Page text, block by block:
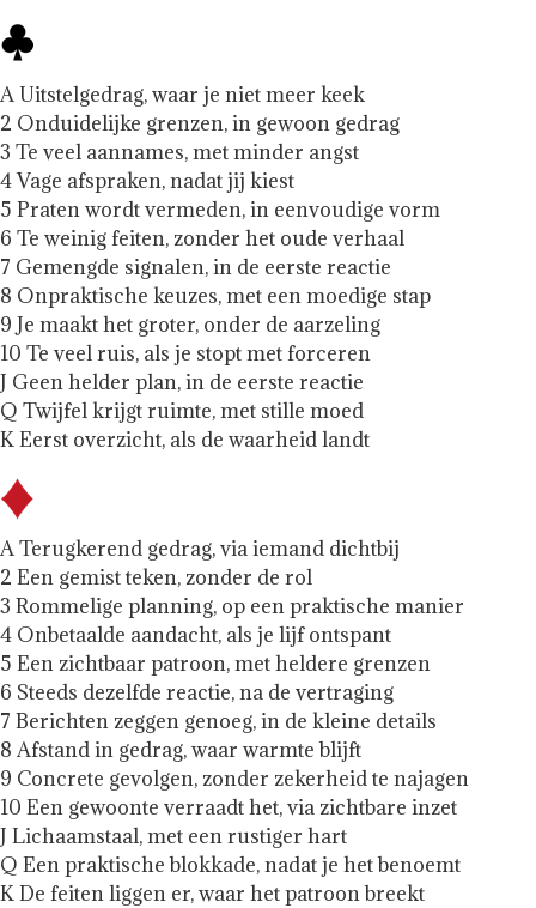
A Uitstelgedrag, waar je niet meer keek
2 Onduidelijke grenzen, in gewoon gedrag
3 Te veel aannames, met minder angst
4 Vage afspraken, nadat jij kiest
5 Praten wordt vermeden, in eenvoudige vorm
6 Te weinig feiten, zonder het oude verhaal
7 Gemengde signalen, in de eerste reactie
8 Onpraktische keuzes, met een moedige stap
9 Je maakt het groter, onder de aarzeling
10 Te veel ruis, als je stopt met forceren
J Geen helder plan, in de eerste reactie
Q Twijfel krijgt ruimte, met stille moed
K Eerst overzicht, als de waarheid landt
A Terugkerend gedrag, via iemand dichtbij
2 Een gemist teken, zonder de rol
3 Rommelige planning, op een praktische manier
4 Onbetaalde aandacht, als je lijf ontspant
5 Een zichtbaar patroon, met heldere grenzen
6 Steeds dezelfde reactie, na de vertraging
7 Berichten zeggen genoeg, in de kleine details
8 Afstand in gedrag, waar warmte blijft
9 Concrete gevolgen, zonder zekerheid te najagen
10 Een gewoonte verraadt het, via zichtbare inzet
J Lichaamstaal, met een rustiger hart
Q Een praktische blokkade, nadat je het benoemt
K De feiten liggen er, waar het patroon breekt